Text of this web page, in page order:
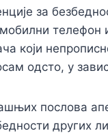
за
који
одсто, у
послова
других